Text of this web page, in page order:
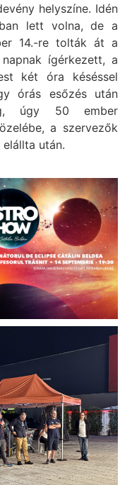
helyszíne. Idén
lett volna, de a
14.-re tolták át a
ígérkezett, a
két óra késéssel
órás esőzés után
úgy 50 ember
a szervezők
után.